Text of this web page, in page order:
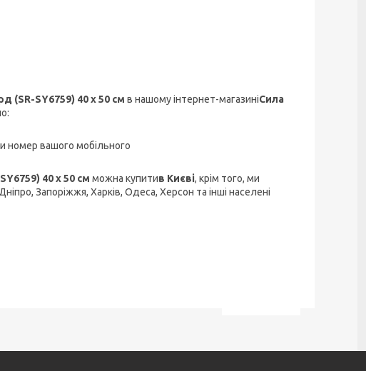
(SR-SY6759) 40 х 50 см в нашому інтернет-магазиніСила
вашого мобільного
40 х 50 см можна купитив Києві, крім того, ми
Запоріжжя, Харків, Одеса, Херсон та інші населені